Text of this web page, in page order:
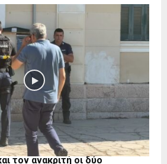
τον ανακριτή οι δύο